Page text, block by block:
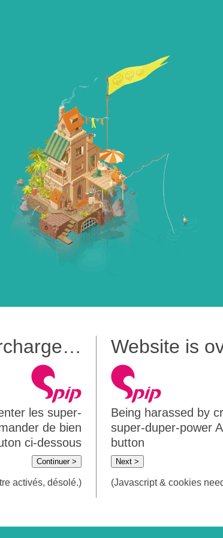
les super-
de bien
ci-dessous
Continuer >
activés, désolé.)
Website is
Being harassed by
super-duper-power
button
Next >
(Javascript & cookies